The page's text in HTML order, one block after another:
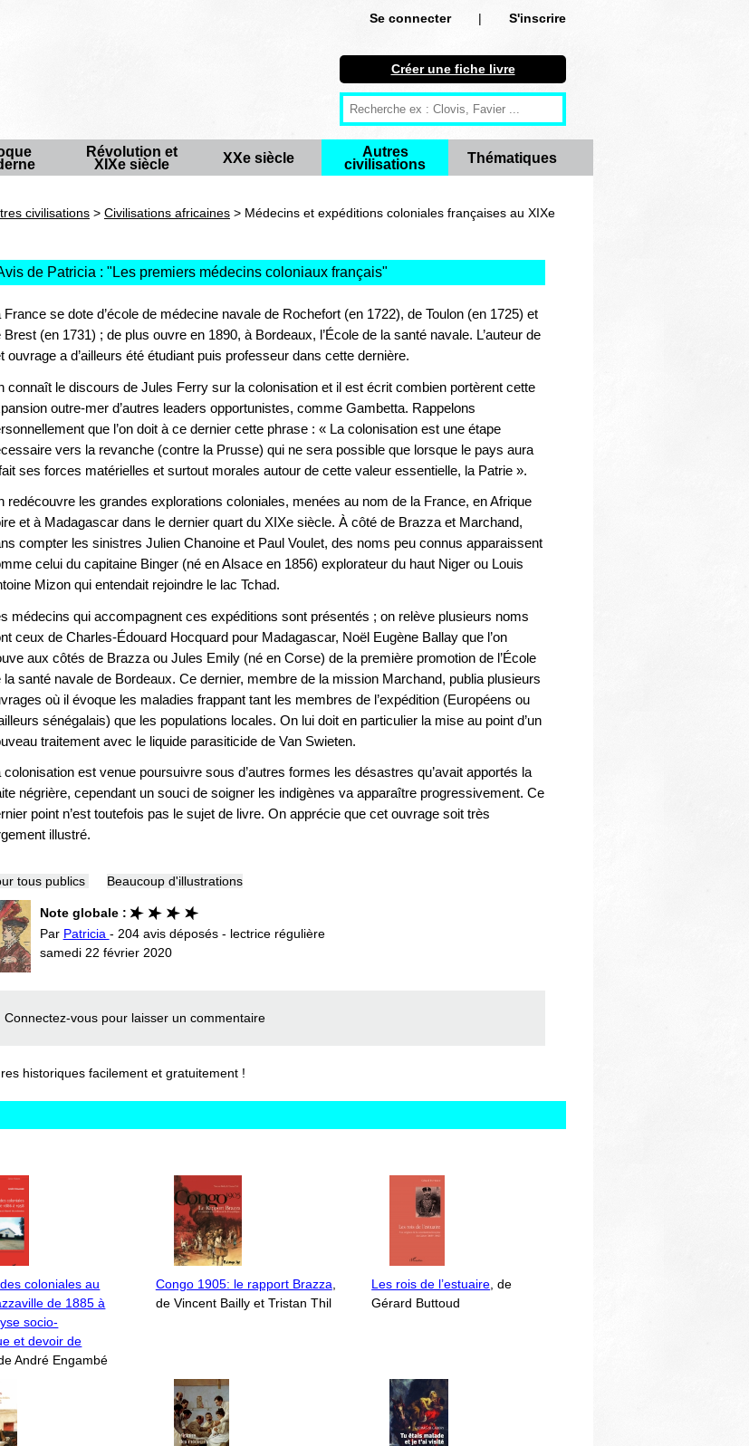
Se connecter |
S'inscrire
S'inscrire
Créer une fiche livre
Antiquité
Moyen Age
Révolution et XIXe siècle
XXe siècle
Thématiques
Créer une fiche livre
Révolution et
XIXe siècle
XXe siècle
Autres
civilisations
Thématiques
civilisations > Civilisations africaines > Médecins et expéditions coloniales françaises au XIXe
de Patricia : " Les premiers médecins coloniaux français"
France se dote d’école de médecine navale de Rochefort (en 1722), de Toulon (en 1725) et
Brest (en 1731) ; de plus ouvre en 1890, à Bordeaux, l’École de la santé navale. L’auteur de
ouvrage a d’ailleurs été étudiant puis professeur dans cette dernière.
connaît le discours de Jules Ferry sur la colonisation et il est écrit combien portèrent cette
outre-mer d’autres leaders opportunistes, comme Gambetta. Rappelons
que l’on doit à ce dernier cette phrase : « La colonisation est une étape
vers la revanche (contre la Prusse) qui ne sera possible que lorsque le pays aura
ses forces matérielles et surtout morales autour de cette valeur essentielle, la Patrie ».
redécouvre les grandes explorations coloniales, menées au nom de la France, en Afrique
et à Madagascar dans le dernier quart du XIXe siècle. À côté de Brazza et Marchand,
compter les sinistres Julien Chanoine et Paul Voulet, des noms peu connus apparaissent
celui du capitaine Binger (né en Alsace en 1856) explorateur du haut Niger ou Louis
Mizon qui entendait rejoindre le lac Tchad.
médecins qui accompagnent ces expéditions sont présentés ; on relève plusieurs noms
ceux de Charles-Édouard Hocquard pour Madagascar, Noël Eugène Ballay que l’on
aux côtés de Brazza ou Jules Emily (né en Corse) de la première promotion de l’École
la santé navale de Bordeaux. Ce dernier, membre de la mission Marchand, publia plusieurs
où il évoque les maladies frappant tant les membres de l’expédition (Européens ou
sénégalais) que les populations locales. On lui doit en particulier la mise au point d’un
traitement avec le liquide parasiticide de Van Swieten.
colonisation est venue poursuivre sous d’autres formes les désastres qu’avait apportés la
négrière, cependant un souci de soigner les indigènes va apparaître progressivement. Ce
point n’est toutefois pas le sujet de livre. On apprécie que cet ouvrage soit très
illustré.
tous publics Beaucoup d'illustrations
Note globale :
Par Patricia - 204 avis déposés - lectrice régulière
samedi 22 février 2020
Connectez-vous pour laisser un commentaire
historiques facilement et gratuitement !
coloniales au
de 1885 à
socio-
et devoir de
André Engambé
Congo 1905: le rapport Brazza,
de Vincent Bailly et Tristan Thil
Les rois de l’estuaire, de
Gérard Buttoud